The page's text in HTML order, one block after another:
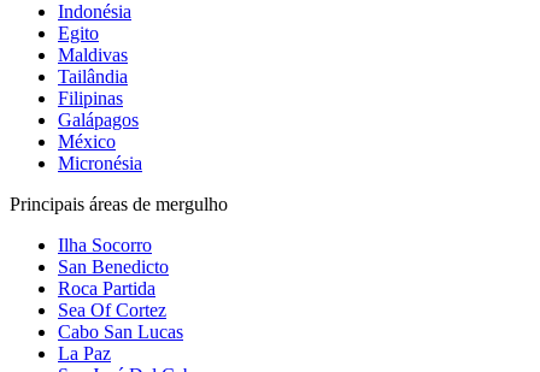
Indonésia
Egito
Maldivas
Tailândia
Filipinas
Galápagos
México
Micronésia
Principais áreas de mergulho
Ilha Socorro
San Benedicto
Roca Partida
Sea Of Cortez
Cabo San Lucas
La Paz